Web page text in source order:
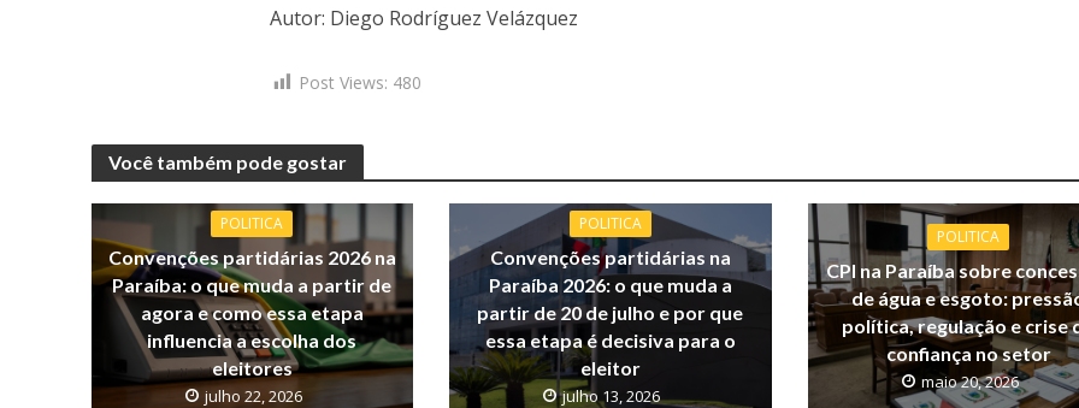
Autor: Diego Rodríguez Velázquez
Post Views: 480
Você também pode gostar
POLITICA
Convenções partidárias 2026 na
Paraíba: o que muda a partir de
agora e como essa etapa
influencia a escolha dos
eleitores
julho 22, 2026
POLITICA
Convenções partidárias na
Paraíba 2026: o que muda a
partir de 20 de julho e por que
essa etapa é decisiva para o
eleitor
julho 13, 2026
POLITICA
CPI na Paraíba sobre
de água e esgoto:
política, regulação e crise
confiança no setor
maio 20, 2026